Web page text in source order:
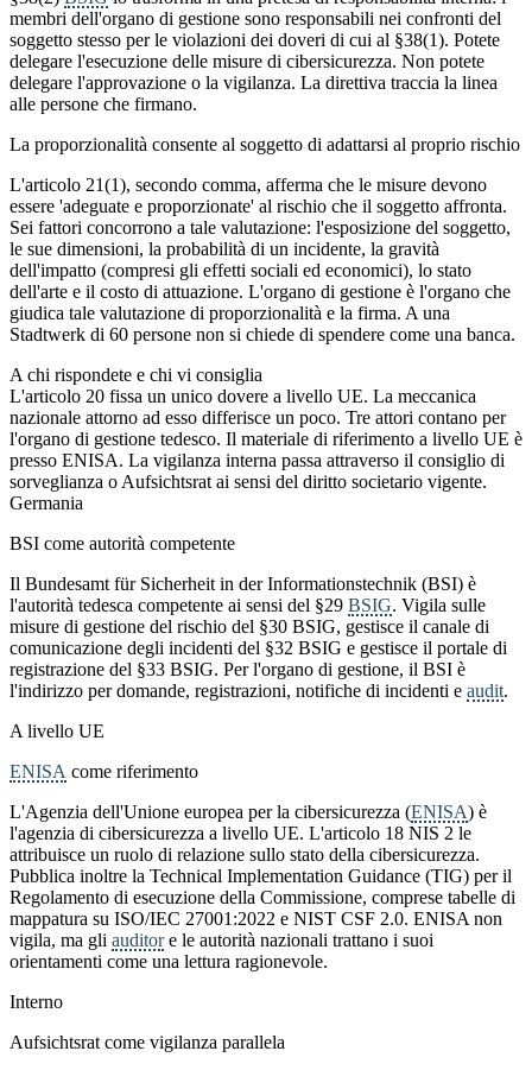
membri dell'organo di gestione sono responsabili nei confronti del
soggetto stesso per le violazioni dei doveri di cui al §38(1). Potete
delegare l'esecuzione delle misure di cibersicurezza. Non potete
delegare l'approvazione o la vigilanza. La direttiva traccia la linea
alle persone che firmano.
La proporzionalità consente al soggetto di adattarsi al proprio rischio
L'articolo 21(1), secondo comma, afferma che le misure devono
essere 'adeguate e proporzionate' al rischio che il soggetto affronta.
Sei fattori concorrono a tale valutazione: l'esposizione del soggetto,
le sue dimensioni, la probabilità di un incidente, la gravità
dell'impatto (compresi gli effetti sociali ed economici), lo stato
dell'arte e il costo di attuazione. L'organo di gestione è l'organo che
giudica tale valutazione di proporzionalità e la firma. A una
Stadtwerk di 60 persone non si chiede di spendere come una banca.
A chi rispondete e chi vi consiglia
L'articolo 20 fissa un unico dovere a livello UE. La meccanica
nazionale attorno ad esso differisce un poco. Tre attori contano per
l'organo di gestione tedesco. Il materiale di riferimento a livello UE è
presso ENISA. La vigilanza interna passa attraverso il consiglio di
sorveglianza o Aufsichtsrat ai sensi del diritto societario vigente.
Germania
BSI come autorità competente
Il Bundesamt für Sicherheit in der Informationstechnik (BSI) è
l'autorità tedesca competente ai sensi del §29 BSIG. Vigila sulle
misure di gestione del rischio del §30 BSIG, gestisce il canale di
comunicazione degli incidenti del §32 BSIG e gestisce il portale di
registrazione del §33 BSIG. Per l'organo di gestione, il BSI è
l'indirizzo per domande, registrazioni, notifiche di incidenti e audit.
A livello UE
ENISA come riferimento
L'Agenzia dell'Unione europea per la cibersicurezza (ENISA) è
l'agenzia di cibersicurezza a livello UE. L'articolo 18 NIS 2 le
attribuisce un ruolo di relazione sullo stato della cibersicurezza.
Pubblica inoltre la Technical Implementation Guidance (TIG) per il
Regolamento di esecuzione della Commissione, comprese tabelle di
mappatura su ISO/IEC 27001:2022 e NIST CSF 2.0. ENISA non
vigila, ma gli auditore le autorità nazionali trattano i suoi
orientamenti come una lettura ragionevole.
Interno
Aufsichtsrat come vigilanza parallela